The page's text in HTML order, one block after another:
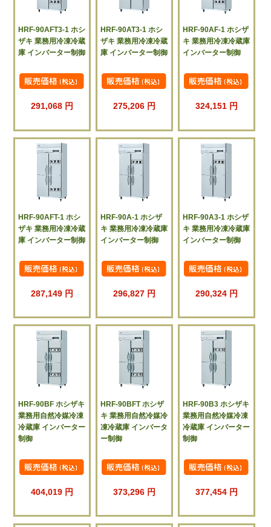
HRF-90AFT3-1 ホシ
ザキ 業務用冷凍冷蔵
庫 インバーター制御
291,068 円
HRF-90AT3-1 ホシ
ザキ 業務用冷凍冷蔵
庫 インバーター制御
275,206 円
HRF-90AF-1 ホシザ
キ 業務用冷凍冷蔵庫
インバーター制御
324,151 円
HRF-90AFT-1 ホシ
ザキ 業務用冷凍冷蔵
庫 インバーター制御
287,149 円
HRF-90A-1 ホシザ
キ 業務用冷凍冷蔵庫
インバーター制御
296,827 円
HRF-90A3-1 ホシザ
キ 業務用冷凍冷蔵庫
インバーター制御
290,324 円
HRF-90BF ホシザキ
業務用自然冷媒冷凍
冷蔵庫 インバーター
制御
404,019 円
HRF-90BFT ホシザ
キ 業務用自然冷媒冷
凍冷蔵庫 インバータ
ー制御
373,296 円
HRF-90B3 ホシザキ
業務用自然冷媒冷凍
冷蔵庫 インバーター
制御
377,454 円